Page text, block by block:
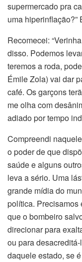
supermercado pra
uma hiperinflação?”
Recomecei:
disso. Podemos
teremos a roda,
Émile Zola) vai dar
café. Os garçons
me olha com
adiado por tempo
Compreendi
o poder de que
saúde e alguns
leva a sério. Uma
grande mídia do
política. Precisamos
que o bombeiro
direcionar para
ou para
daquele estado, se